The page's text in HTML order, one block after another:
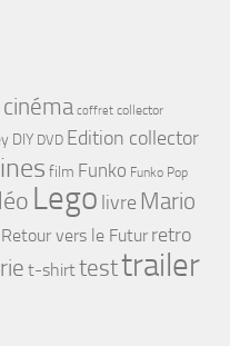
cinéma coffret collector
DIY DVD Edition collector
film Funko Funko Pop
Lego livre Mario
Retour vers le Futur retro
t-shirttesttrailer